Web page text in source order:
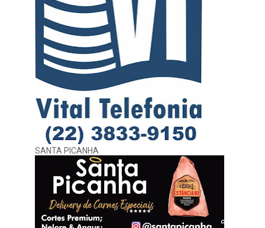
SANTA PICANHA